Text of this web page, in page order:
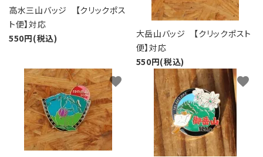
高水三山バッジ 【クリックポス
ト便】対応
550円(税込)
大岳山バッジ 【クリックポスト
便】対応
550円(税込)
favorite favorite